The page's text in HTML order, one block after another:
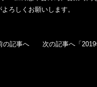
ろしくお願いします。
の記事へ 次の記事へ「